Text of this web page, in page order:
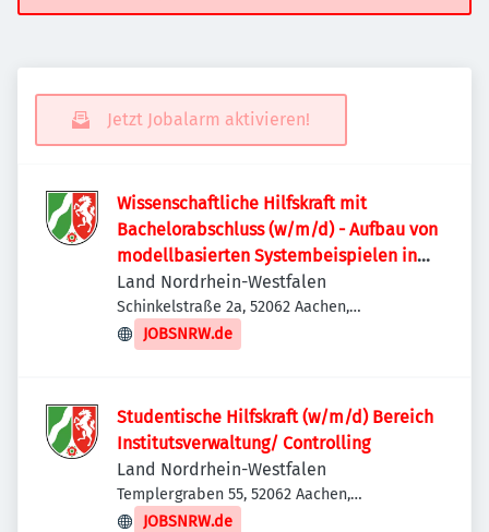
Jetzt Jobalarm aktivieren!
Wissenschaftliche Hilfskraft mit
Bachelorabschluss (w/m/d) - Aufbau von
modellbasierten Systembeispielen in
3DX Wissenschaftliche Hilfskraft mit
Bachelorabschluss (w/m/d) - Aufbau von
modellbasierten Systembeispielen in
Land Nordrhein-Westfalen
Schinkelstraße 2a, 52062 Aachen,
Deutschland
JOBSNRW.de
Studentische Hilfskraft (w/m/d) Bereich
Institutsverwaltung/ Controlling
Land Nordrhein-Westfalen
Templergraben 55, 52062 Aachen,
Deutschland
JOBSNRW.de